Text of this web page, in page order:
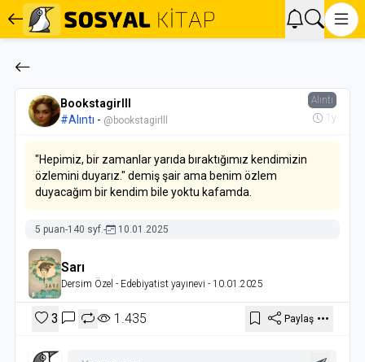
Bookstagirlll
#Alıntı - @bookstagirlll
Alıntı
1y
"Hepimiz, bir zamanlar yarıda bıraktığımız kendimizin
özlemini duyarız." demiş şair ama benim özlem
duyacağım bir kendim bile yoktu kafamda.
5 puan-140 syf.- 10.01.2025
Sarı
Dersim Özel - Edebiyatist yayınevi - 10.01.2025
3 1.435 Paylaş